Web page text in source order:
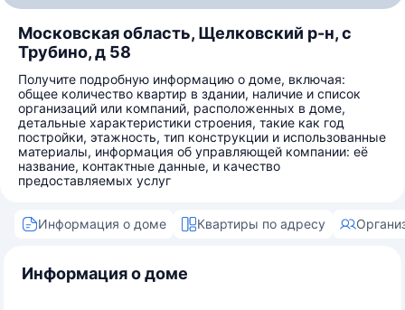
Московская область, Щелковский р-н, с
Трубино, д 58
Получите подробную информацию о доме, включая:
общее количество квартир в здании, наличие и список
организаций или компаний, расположенных в доме,
детальные характеристики строения, такие как год
постройки, этажность, тип конструкции и использованные
материалы, информация об управляющей компании: её
название, контактные данные, и качество
предоставляемых услуг
Информация о доме Квартиры по адресу
Информация о доме